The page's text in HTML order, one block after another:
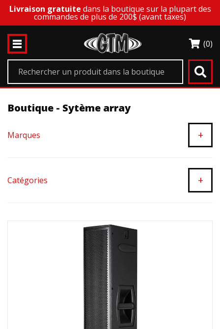
Livraison gratuite dans la boutique sur la plupart des
commandes de plus de 200$ (avant taxes)
(0)
Boutique - Sytème array
Marques +
Catégories +